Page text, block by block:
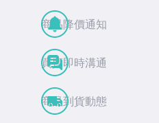
商品降價通知
買賣即時溝通
商品到貨動態